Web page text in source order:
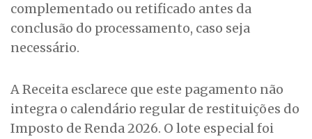
complementado ou retificado antes da
conclusão do processamento, caso seja
necessário.
A Receita esclarece que este pagamento não
integra o calendário regular de restituições do
Imposto de Renda 2026. O lote especial foi